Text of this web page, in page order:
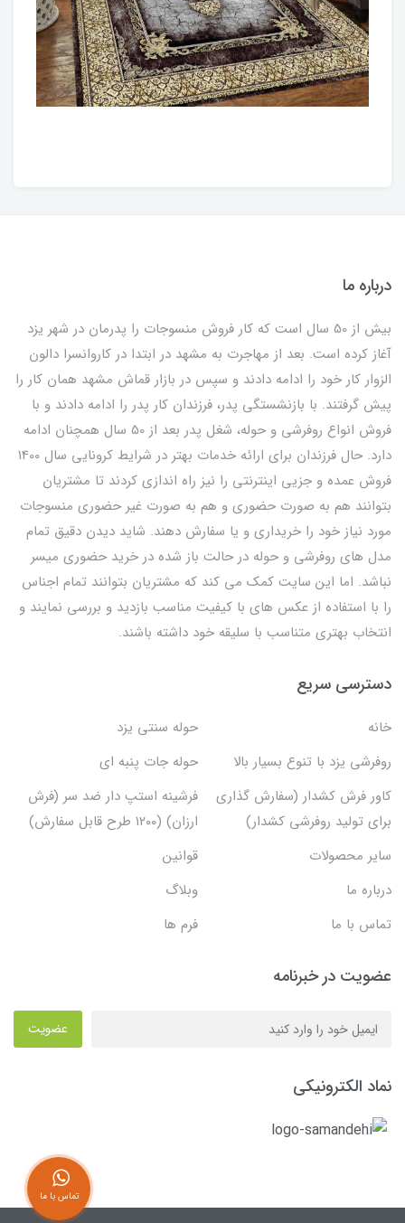
درباره ما
بیش از 50 سال است که کار فروش منسوجات را پدرمان در شهر یزد
آغاز کرده است. بعد از مهاجرت به مشهد در ابتدا در کاروانسرا دالون
الزوار کار خود را ادامه دادند و سپس در بازار قماش مشهد همان کار را
پیش گرفتند. با بازنشستگی پدر، فرزندان کار پدر را ادامه دادند و با
فروش انواع روفرشی و حوله، شغل پدر بعد از 50 سال همچنان ادامه
دارد. حال فرزندان برای ارائه خدمات بهتر در شرایط کرونایی سال 1400
فروش عمده و جزیی اینترنتی را نیز راه اندازی کردند تا مشتریان
بتوانند هم به صورت حضوری و هم به صورت غیر حضوری منسوجات
مورد نیاز خود را خریداری و یا سفارش دهند. شاید دیدن دقیق تمام
مدل های روفرشی و حوله در حالت باز شده در خرید حضوری میسر
نباشد. اما این سایت کمک می کند که مشتریان بتوانند تمام اجناس
را با استفاده از عکس های با کیفیت مناسب بازدید و بررسی نمایند و
انتخاب بهتری متناسب با سلیقه خود داشته باشند.
دسترسی سریع
خانه
حوله سنتی یزد
روفرشی یزد با تنوع بسیار بالا
حوله جات پنبه ای
کاور فرش کشدار (سفارش گذاری
برای تولید روفرشی کشدار)
فرشینه استپ دار ضد سر (فرش
ارزان) (۱۲۰۰ طرح قابل سفارش)
سایر محصولات
قوانین
درباره ما
وبلاگ
تماس با ما
فرم ها
عضویت در خبرنامه
عضویت
نماد الکترونیکی
تماس با ما